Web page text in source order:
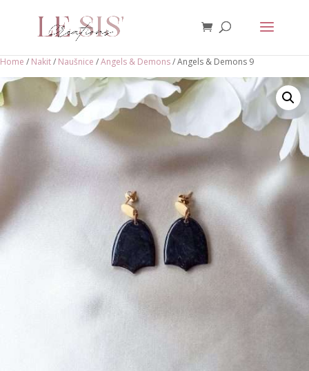
Home / Nakit/ Naušnice /Angels & Demons/ Angels & Demons 9